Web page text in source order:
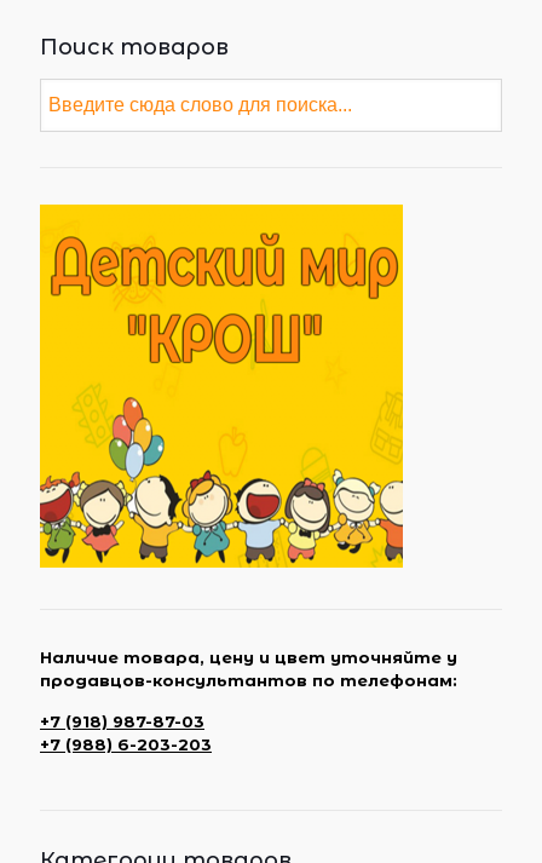
Поиск товаров
Наличие товара, цену и цвет уточняйте у
продавцов-консультантов по телефонам:
+7 (918) 987-87-03
+7 (988) 6-203-203